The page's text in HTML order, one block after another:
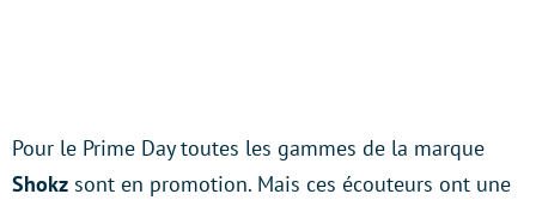
Pour le Prime Day toutes les gammes de la marque
Shokz sont en promotion. Mais ces écouteurs ont une